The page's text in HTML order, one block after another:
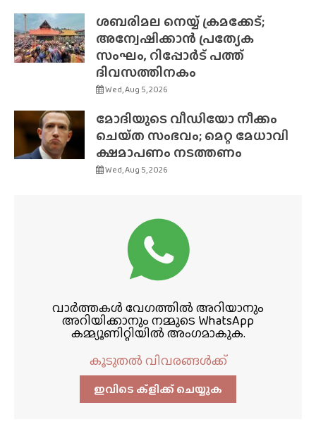
ശബരിമല നെയ്യ് ക്രമക്കേട്;
അന്വേഷിക്കാൻ പ്രത്യേക
സംഘം, റിപ്പോർട് പത്ത്
ദിവസത്തിനകം
Wed, Aug 5, 2026
മോദിയുടെ വീഡിയോ നീക്കം
ചെയ്‌ത സംഭവം; മെറ്റ മേധാവി
ക്ഷമാപണം നടത്തണം
Wed, Aug 5, 2026
വാർത്തകൾ വേഗത്തിൽ അറിയാനും
അറിയിക്കാനും നമ്മുടെ WhatsApp
കമ്മ്യൂണിറ്റിയിൽ അംഗമാകുക.
കൂടുതൽ വിവരങ്ങൾക്ക്
ഇവിടെ ക്ളിക്ക്‌ ചെയ്യുക